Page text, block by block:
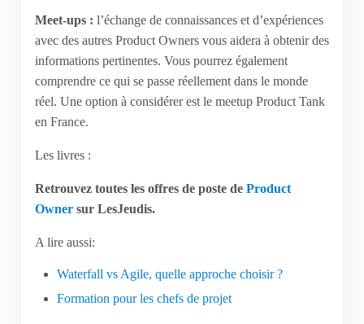
Meet-ups : l’échange de connaissances et d’expériences
avec des autres Product Owners vous aidera à obtenir des
informations pertinentes. Vous pourrez également
comprendre ce qui se passe réellement dans le monde
réel. Une option à considérer est le meetup Product Tank
en France.
Les livres :
Retrouvez toutes les offres de poste de Product
Ownersur LesJeudis.
A lire aussi:
Waterfall vs Agile, quelle approche choisir ?
Formation pour les chefs de projet